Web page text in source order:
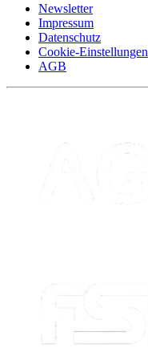
Newsletter
Impressum
Datenschutz
Cookie-Einstellungen
AGB